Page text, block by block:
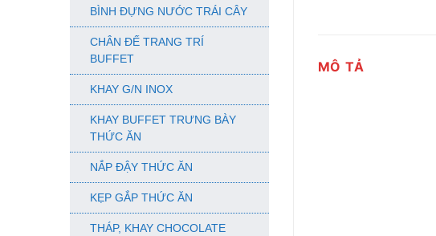
BÌNH ĐỰNG NƯỚC TRÁI CÂY
CHÂN ĐẾ TRANG TRÍ
BUFFET
KHAY G/N INOX
KHAY BUFFET TRƯNG BÀY
THỨC ĂN
NẮP ĐẬY THỨC ĂN
KẸP GẮP THỨC ĂN
THÁP, KHAY CHOCOLATE
MÔ TẢ